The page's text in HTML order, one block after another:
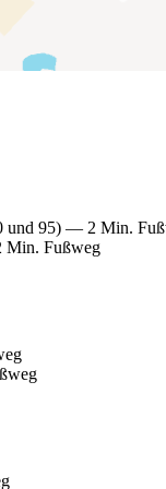
und 95) — 2 Min.
Min. Fußweg